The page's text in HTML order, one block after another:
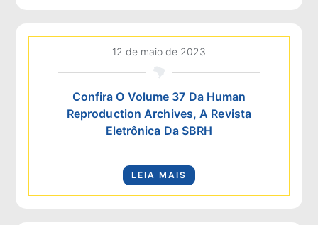
12 de maio de 2023
Confira O Volume 37 Da Human
Reproduction Archives, A Revista
Eletrônica Da SBRH
LEIA MAIS